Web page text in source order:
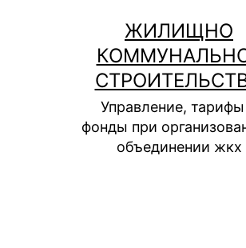
содержимому
ЖИЛИЩНО
Управление,
фонды при
объединении жкх